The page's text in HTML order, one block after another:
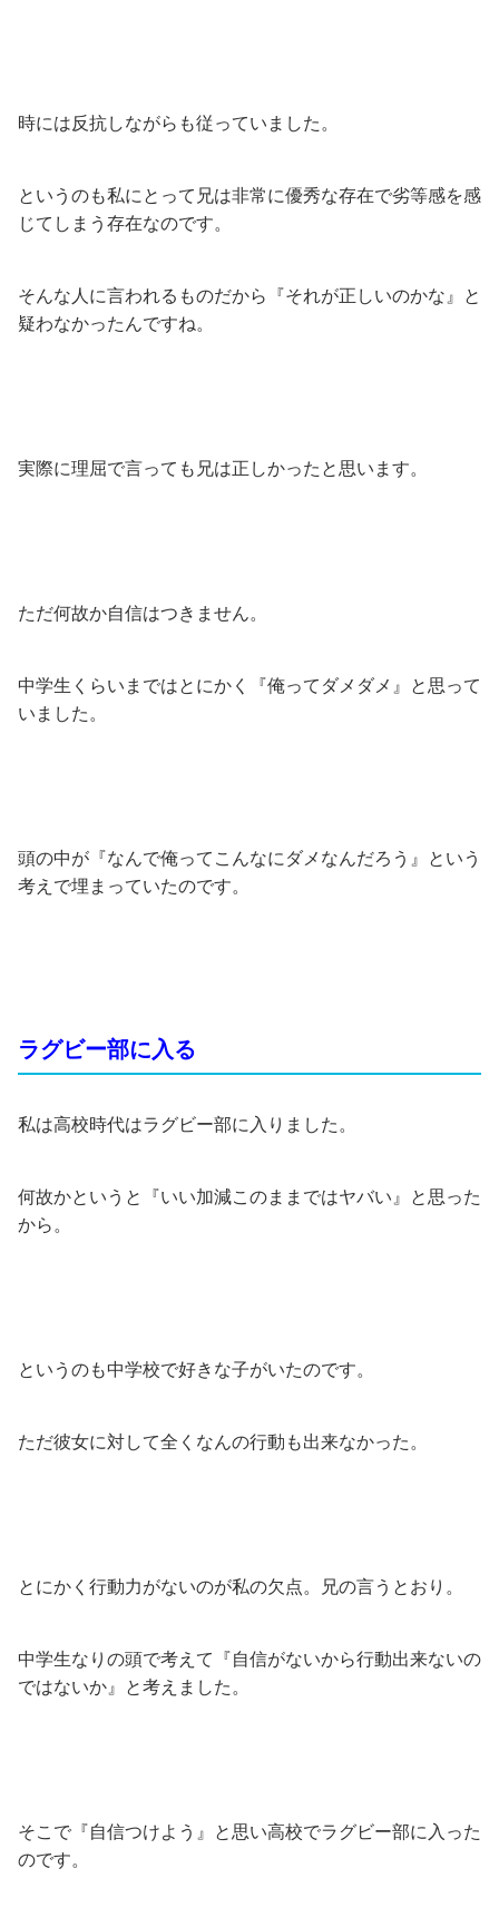
時には反抗しながらも従っていました。
というのも私にとって兄は非常に優秀な存在で劣等感を感
じてしまう存在なのです。
そんな人に言われるものだから『それが正しいのかな』と
疑わなかったんですね。
実際に理屈で言っても兄は正しかったと思います。
ただ何故か自信はつきません。
中学生くらいまではとにかく『俺ってダメダメ』と思って
いました。
頭の中が『なんで俺ってこんなにダメなんだろう』という
考えで埋まっていたのです。
ラグビー部に入る
私は高校時代はラグビー部に入りました。
何故かというと『いい加減このままではヤバい』と思った
から。
というのも中学校で好きな子がいたのです。
ただ彼女に対して全くなんの行動も出来なかった。
とにかく行動力がないのが私の欠点。兄の言うとおり。
中学生なりの頭で考えて『自信がないから行動出来ないの
ではないか』と考えました。
そこで『自信つけよう』と思い高校でラグビー部に入った
のです。